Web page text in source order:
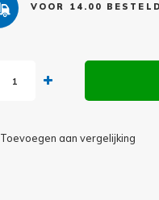
VOOR 14.00
Toevoegen aan vergelijking